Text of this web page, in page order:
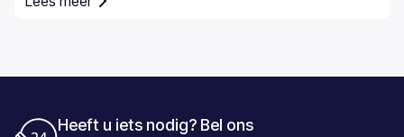
verantwoordelijkheden van bestuurders.
Heeft u iets nodig? Bel ons